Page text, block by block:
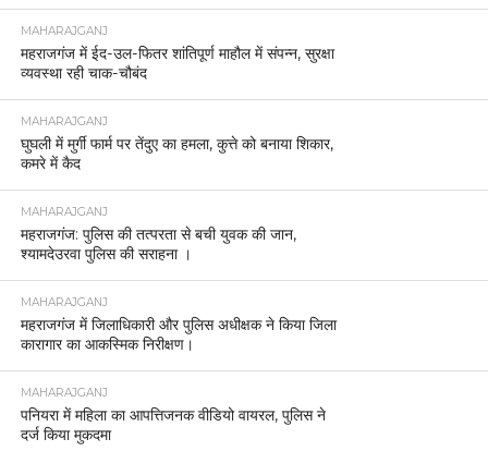
MAHARAJGANJ
महराजगंज में ईद-उल-फितर शांतिपूर्ण माहौल में संपन्न, सुरक्षा
व्यवस्था रही चाक-चौबंद
MAHARAJGANJ
घुघली में मुर्गी फार्म पर तेंदुए का हमला, कुत्ते को बनाया शिकार,
कमरे में कैद
MAHARAJGANJ
महराजगंज: पुलिस की तत्परता से बची युवक की जान,
श्यामदेउरवा पुलिस की सराहना ।
MAHARAJGANJ
महराजगंज में जिलाधिकारी और पुलिस अधीक्षक ने किया जिला
कारागार का आकस्मिक निरीक्षण।
MAHARAJGANJ
पनियरा में महिला का आपत्तिजनक वीडियो वायरल, पुलिस ने
दर्ज किया मुकदमा